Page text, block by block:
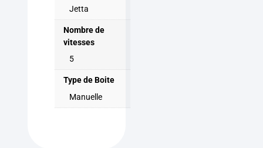
Jetta
Nombre de
vitesses
5
Type de Boite
Manuelle